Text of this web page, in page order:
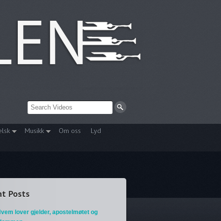
Musikk Om oss Lyd
Posts
lover gjelder, apostelmøtet og